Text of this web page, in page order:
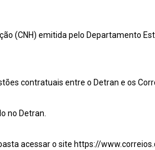
(CNH) emitida pelo Departamento
contratuais entre o Detran e os
no Detran.
acessar o site https://